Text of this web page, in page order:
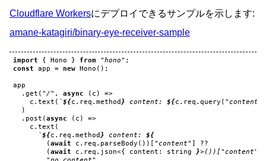
Cloudflare Workersにデプロイできるサンプルを示します:
amane-katagiri/binary-eye-receiver-sample
import { Hono } from "hono" ;
const
app = new Hono ();
app
. get ( "/" , async ( c )
=>
c . text ( `${c . req . method } content: ${c . req . query ( "content"
)
. post (async ( c )
=>
c . text (
`${c . req . method } content: ${
(await c . req . parseBody ())[ "content" ]
??
(await c . req . json<{ content : string }>())["content"]
        "no content"